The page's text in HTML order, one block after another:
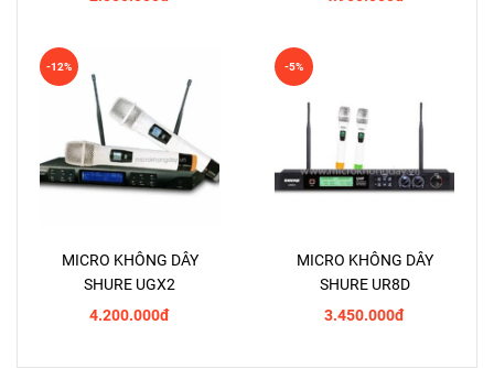
MICRO KHÔNG DÂY
SHURE UGX2
4.200.000đ
-12%
MICRO KHÔNG DÂY
SHURE UR8D
3.450.000đ
-5%